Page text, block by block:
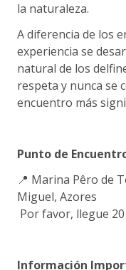
la naturaleza.
A diferencia de los
experiencia se
natural de los
respeta y nunca se
encuentro más
Punto de
📍 Marina Pêro de
Miguel, Azores
Por favor, llegue
Información